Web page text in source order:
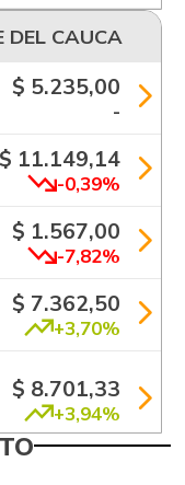
DEL CAUCA
$ 5.235,00
-
$ 11.149,14
-0,39%
$ 1.567,00
-7,82%
$ 7.362,50
+3,70%
$ 8.701,33
+3,94%